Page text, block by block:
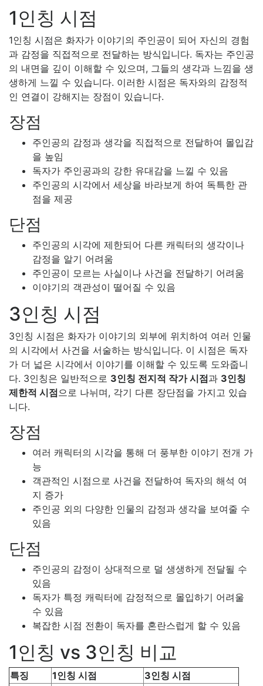
1인칭 시점
1인칭 시점은 화자가 이야기의 주인공이 되어 자신의 경험
과 감정을 직접적으로 전달하는 방식입니다. 독자는 주인공
의 내면을 깊이 이해할 수 있으며, 그들의 생각과 느낌을 생
생하게 느낄 수 있습니다. 이러한 시점은 독자와의 감정적
인 연결이 강해지는 장점이 있습니다.
장점
주인공의 감정과 생각을 직접적으로 전달하여 몰입감
을 높임
독자가 주인공과의 강한 유대감을 느낄 수 있음
주인공의 시각에서 세상을 바라보게 하여 독특한 관
점을 제공
단점
주인공의 시각에 제한되어 다른 캐릭터의 생각이나
감정을 알기 어려움
주인공이 모르는 사실이나 사건을 전달하기 어려움
이야기의 객관성이 떨어질 수 있음
3인칭 시점
3인칭 시점은 화자가 이야기의 외부에 위치하여 여러 인물
의 시각에서 사건을 서술하는 방식입니다. 이 시점은 독자
가 더 넓은 시각에서 이야기를 이해할 수 있도록 도와줍니
다. 3인칭은 일반적으로 3인칭 전지적 작가 시점과 3인칭
제한적 시점으로 나뉘며, 각기 다른 장단점을 가지고 있습
니다.
장점
여러 캐릭터의 시각을 통해 더 풍부한 이야기 전개 가
능
객관적인 시점으로 사건을 전달하여 독자의 해석 여
지 증가
주인공 외의 다양한 인물의 감정과 생각을 보여줄 수
있음
단점
주인공의 감정이 상대적으로 덜 생생하게 전달될 수
있음
독자가 특정 캐릭터에 감정적으로 몰입하기 어려울
수 있음
복잡한 시점 전환이 독자를 혼란스럽게 할 수 있음
1인칭 vs 3인칭 비교
특징 1인칭 시점
3인칭 시점